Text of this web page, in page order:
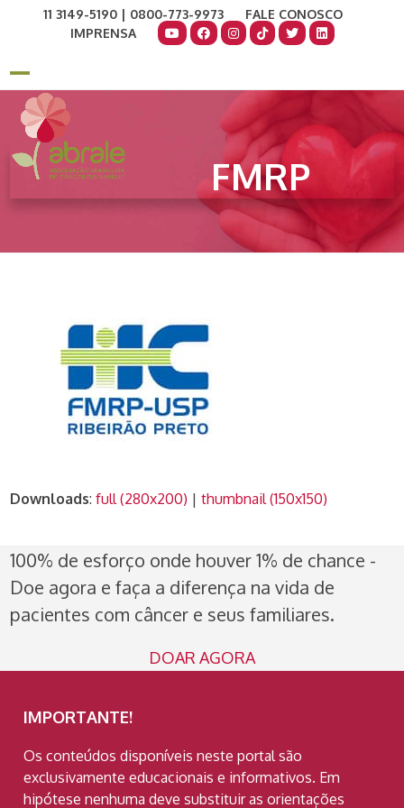
11 3149-5190 | 0800-773-9973
FALE CONOSCO
IMPRENSA
Open
mobile
menu
Close
mobile
menu
FMRP
Downloads:full (280x200) |thumbnail (150x150)
100% de esforço onde houver 1% de chance -
Doe agora e faça a diferença na vida de
pacientes com câncer e seus familiares.
DOAR AGORA
IMPORTANTE!
Os conteúdos disponíveis neste portal são
exclusivamente educacionais e informativos. Em
hipótese nenhuma deve substituir as orientações